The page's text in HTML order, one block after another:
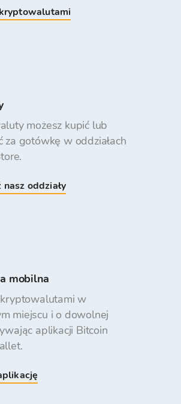
możesz kupić lub
za gotówkę w oddziałach
oddziały
mobilna
w
miejscu i o dowolnej
aplikacji Bitcoin